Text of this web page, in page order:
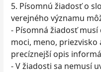
5. Písomnú žiadosť o
verejného významu
- Písomná žiadosť
moci, meno, priezvisko
precíznejší opis
- V žiadosti sa nemusí